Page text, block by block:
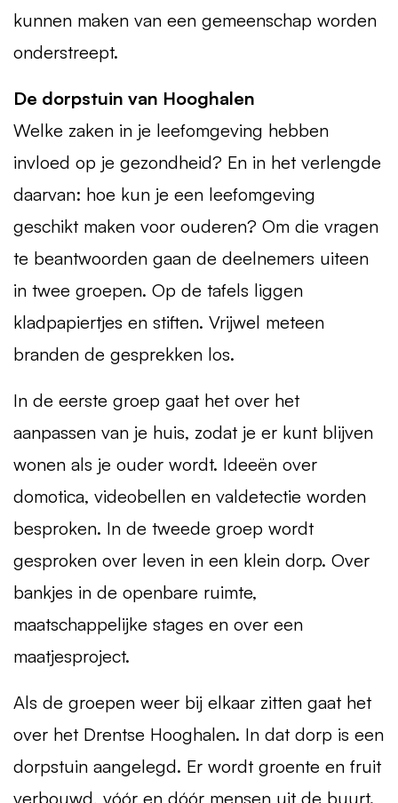
kunnen maken van een gemeenschap worden
onderstreept.
De dorpstuin van Hooghalen
Welke zaken in je leefomgeving hebben
invloed op je gezondheid? En in het verlengde
daarvan: hoe kun je een leefomgeving
geschikt maken voor ouderen? Om die vragen
te beantwoorden gaan de deelnemers uiteen
in twee groepen. Op de tafels liggen
kladpapiertjes en stiften. Vrijwel meteen
branden de gesprekken los.
In de eerste groep gaat het over het
aanpassen van je huis, zodat je er kunt blijven
wonen als je ouder wordt. Ideeën over
domotica, videobellen en valdetectie worden
besproken. In de tweede groep wordt
gesproken over leven in een klein dorp. Over
bankjes in de openbare ruimte,
maatschappelijke stages en over een
maatjesproject.
Als de groepen weer bij elkaar zitten gaat het
over het Drentse Hooghalen. In dat dorp is een
dorpstuin aangelegd. Er wordt groente en fruit
verbouwd, vóór en dóór mensen uit de buurt.